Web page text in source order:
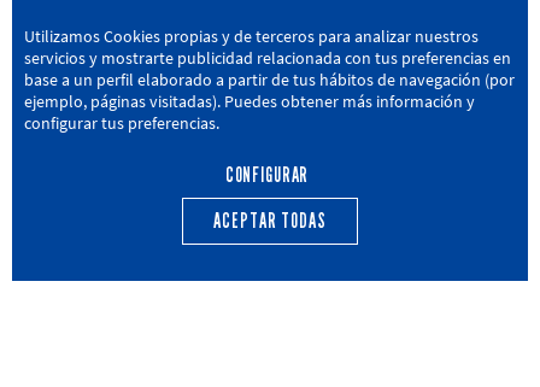
SD AMOREBIETA
San Miguel Kalea, 16, 48340 Amorebieta, Bizkaia
946 604 751 | sda@sdamorebieta.eus
CANTERA ACTUALIDAD
Utilizamos Cookies propias y de terceros para analizar nuestros
servicios y mostrarte publicidad relacionada con tus preferencias en
base a un perfil elaborado a partir de tus hábitos de navegación (por
ejemplo, páginas visitadas). Puedes obtener más información y
configurar tus preferencias.
CONFIGURAR
ACEPTAR TODAS